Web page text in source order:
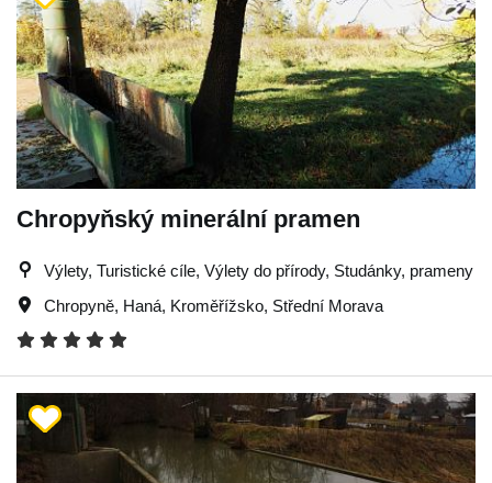
Chropyňský minerální pramen
Výlety, Turistické cíle, Výlety do přírody, Studánky, prameny
Chropyně, Haná, Kroměřížsko, Střední Morava